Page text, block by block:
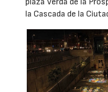
la Cascada de la